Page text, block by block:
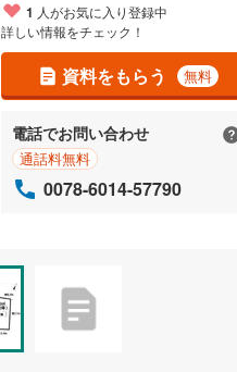
1 人がお気に入り登録中
詳しい情報をチェック！
資料をもらう 無料
電話でお問い合わせ
通話料無料
0078-6014-57790